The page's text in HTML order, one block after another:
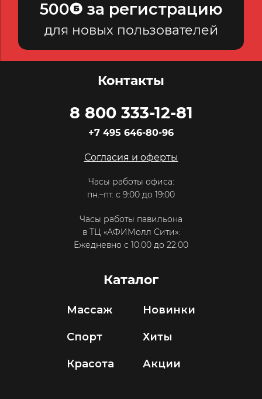
500 за регистрацию
для новых пользователей
Контакты
8 800 333-12-81
+7 495 646-80-96
Согласия и оферты
Часы работы офиса:
пн.–пт. с 9:00 до 19:00
Часы работы павильона
в ТЦ «АФИМолл Сити»:
Ежедневно с 10:00 до 22:00
Каталог
Массаж
Спорт
Красота
Новинки
Хиты
Акции